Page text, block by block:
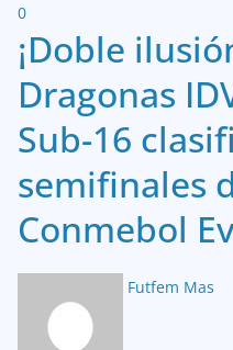
0
¡Doble
Dragonas
Sub-16
semifinales
Conmebol
Futfem Mas